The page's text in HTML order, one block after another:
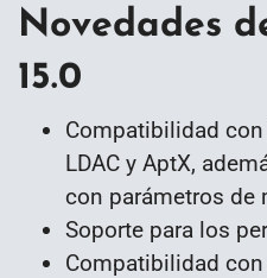
Novedades
15.0
Compatibilidad
LDAC y AptX,
con parámetros de
Soporte para los
Compatibilidad